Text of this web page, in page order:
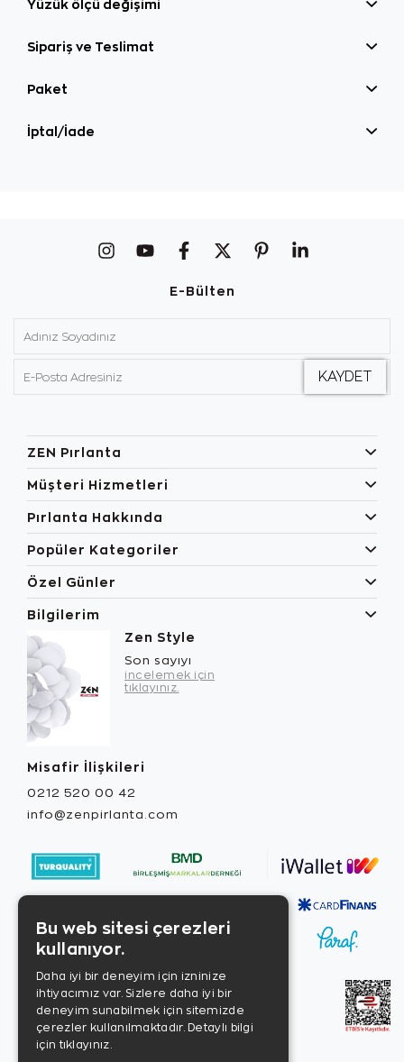
Yüzük ölçü değişimi
Sipariş ve Teslimat
Paket
İptal/İade
E-Bülten
ZEN Pırlanta
Müşteri Hizmetleri
Pırlanta Hakkında
Popüler Kategoriler
Özel Günler
Bilgilerim
Zen Style
Son sayıyı
incelemek için
tıklayınız.
Misafir İlişkileri
0212 520 00 42
info@zenpirlanta.com
Bu web sitesi çerezleri
kullanıyor.
Daha iyi bir deneyim için izninize
ihtiyacımız var. Sizlere daha iyi bir
deneyim sunabilmek için sitemizde
çerezler kullanılmaktadır. Detaylı bilgi
için tıklayınız.